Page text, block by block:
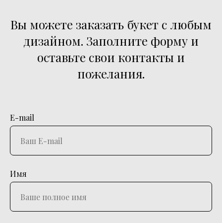
Вы можете заказать букет с любым
дизайном. Заполните форму и
оставьте свои контакты и
пожелания.
E-mail
Имя